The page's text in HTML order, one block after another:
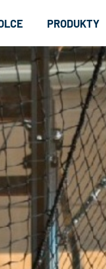
PRODUKTY